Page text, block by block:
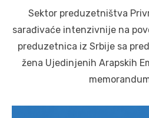
Sektor preduzetništva
sarađivaće intenzivnije na
preduzetnica iz Srbije sa
žena Ujedinjenih Arapskih